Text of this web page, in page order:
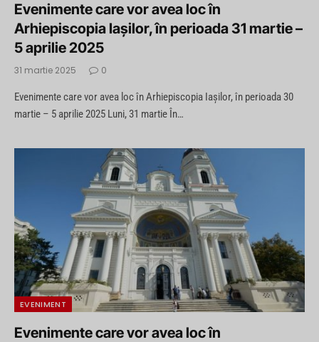
Evenimente care vor avea loc în
Arhiepiscopia Iaşilor, în perioada 31 martie –
5 aprilie 2025
31 martie 2025 0
Evenimente care vor avea loc în Arhiepiscopia Iaşilor, în perioada 30
martie – 5 aprilie 2025 Luni, 31 martie În…
EVENIMENT
Evenimente care vor avea loc în